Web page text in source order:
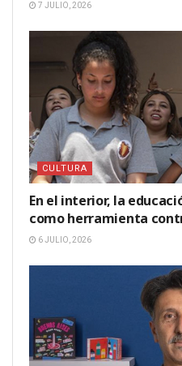
7 JULIO, 2026
CULTURA
En el interior, la
como herramienta
6 JULIO, 2026